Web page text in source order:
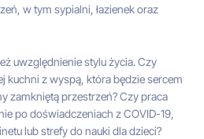
w tym sypialni, łazienek oraz
uwzględnienie stylu życia. Czy
kuchni z wyspą, która będzie sercem
zamkniętą przestrzeń? Czy praca
po doświadczeniach z COVID-19,
lub strefy do nauki dla dzieci?